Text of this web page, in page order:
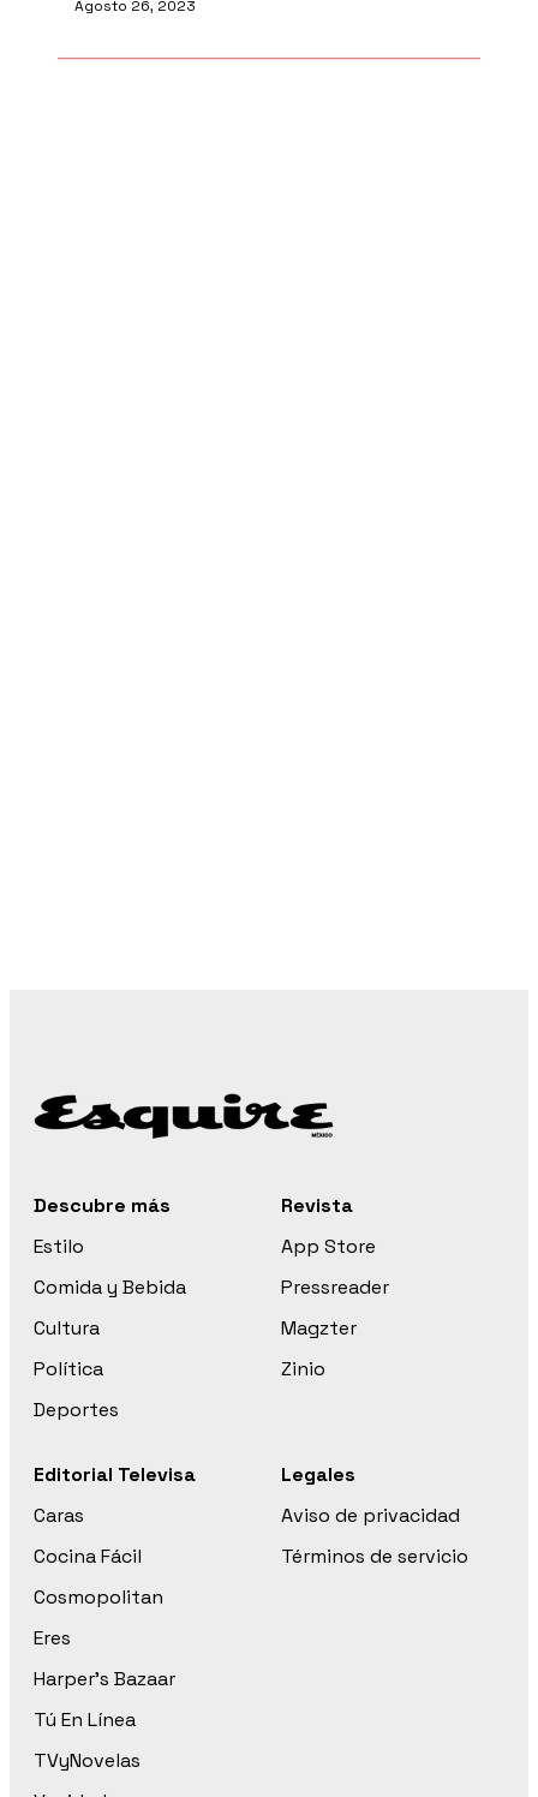
Agosto 26, 2023
Descubre más
Estilo
Comida y Bebida
Cultura
Política
Deportes
Revista
App Store
Pressreader
Magzter
Zinio
Editorial Televisa
Caras
Cocina Fácil
Cosmopolitan
Eres
Harper’s Bazaar
Tú En Línea
TVyNovelas
Legales
Aviso de privacidad
Términos de servicio